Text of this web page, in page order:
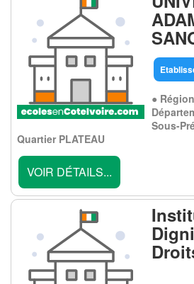
●
Sous-
Quartier PLATEAU
VOIR DÉTAILS...